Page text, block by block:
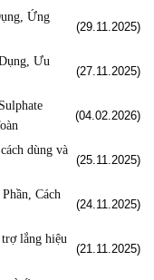
Ứng
(29.11.2025)
Ưu
(27.11.2025)
(04.02.2026)
dùng và
(25.11.2025)
Cách
(24.11.2025)
lắng hiệu
(21.11.2025)